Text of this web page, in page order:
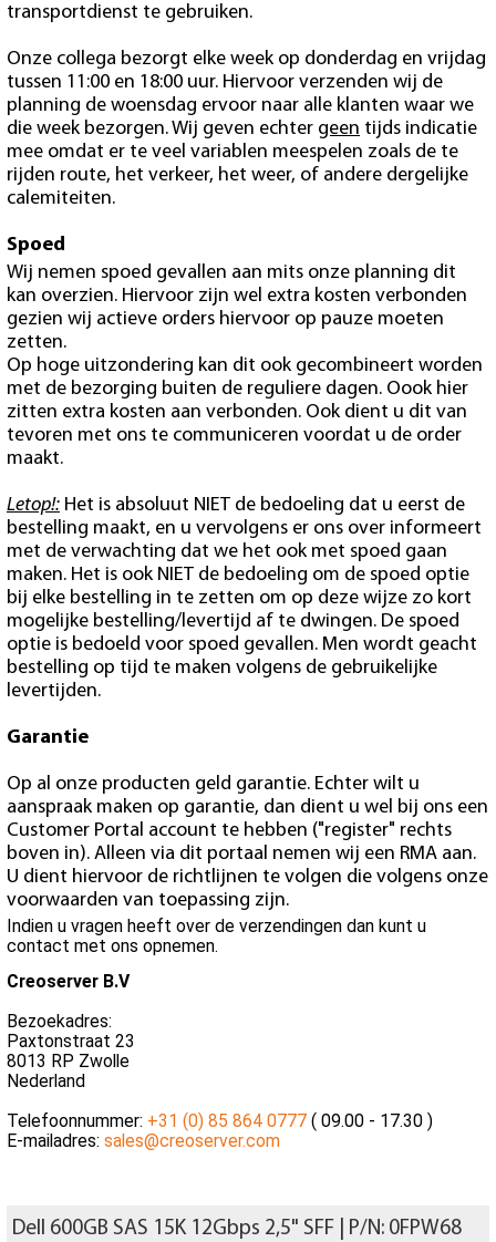
transportdienst te gebruiken.
Onze collega bezorgt elke week op donderdag en vrijdag
tussen 11:00 en 18:00 uur. Hiervoor verzenden wij de
planning de woensdag ervoor naar alle klanten waar we
die week bezorgen. Wij geven echter geen tijds indicatie
mee omdat er te veel variablen meespelen zoals de te
rijden route, het verkeer, het weer, of andere dergelijke
calemiteiten.
Spoed
Wij nemen spoed gevallen aan mits onze planning dit
kan overzien. Hiervoor zijn wel extra kosten verbonden
gezien wij actieve orders hiervoor op pauze moeten
zetten.
Op hoge uitzondering kan dit ook gecombineert worden
met de bezorging buiten de reguliere dagen. Oook hier
zitten extra kosten aan verbonden. Ook dient u dit van
tevoren met ons te communiceren voordat u de order
maakt.
Letop!: Het is absoluut NIET de bedoeling dat u eerst de
bestelling maakt, en u vervolgens er ons over informeert
met de verwachting dat we het ook met spoed gaan
maken. Het is ook NIET de bedoeling om de spoed optie
bij elke bestelling in te zetten om op deze wijze zo kort
mogelijke bestelling/levertijd af te dwingen. De spoed
optie is bedoeld voor spoed gevallen. Men wordt geacht
bestelling op tijd te maken volgens de gebruikelijke
levertijden.
Garantie
Op al onze producten geld garantie. Echter wilt u
aanspraak maken op garantie, dan dient u wel bij ons een
Customer Portal account te hebben ("register" rechts
boven in). Alleen via dit portaal nemen wij een RMA aan.
U dient hiervoor de richtlijnen te volgen die volgens onze
voorwaarden van toepassing zijn.
Indien u vragen heeft over de verzendingen dan kunt u
contact met ons opnemen.
Creoserver B.V
Bezoekadres:
Paxtonstraat 23
8013 RP Zwolle
Nederland
Telefoonnummer: +31 (0) 85 864 0777 ( 09.00 - 17.30 )
E-mailadres: sales@creoserver.com
Dell 600GB SAS 15K 12Gbps 2,5" SFF | P/N: 0FPW68